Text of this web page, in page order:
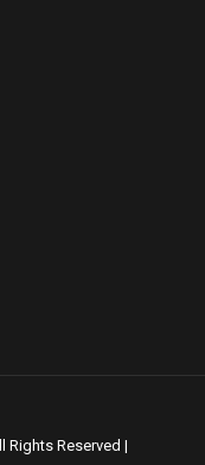
Rights Reserved |